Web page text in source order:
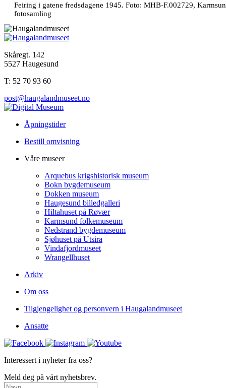
Feiring i gatene fredsdagene 1945. Foto: MHB-F.002729,
fotosamling
Skåregt. 142
5527 Haugesund
T: 52 70 93 60
post@haugalandmuseet.no
Åpningstider
Bestill omvisning
Våre museer
Arquebus krigshistorisk museum
Bokn bygdemuseum
Dokken museum
Haugesund billedgalleri
Hiltahuset på Røvær
Karmsund folkemuseum
Nedstrand bygdemuseum
Sjøhuset på Utsira
Vindafjordmuseet
Wrangellhuset
Arkiv
Om oss
Tilgjengelighet og personvern i Haugalandmuseet
Ansatte
Interessert i nyheter fra oss?
Meld deg på vårt nyhetsbrev.